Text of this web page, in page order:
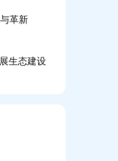
革新
生态建设